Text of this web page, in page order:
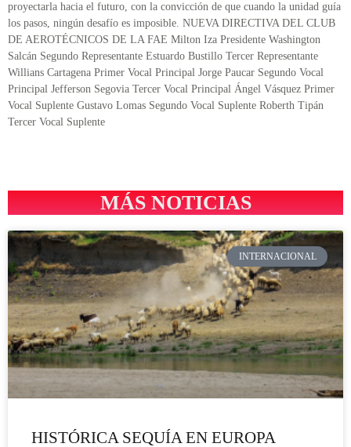
proyectarla hacia el futuro, con la convicción de que cuando la unidad guía
los pasos, ningún desafío es imposible. NUEVA DIRECTIVA DEL CLUB
DE AEROTÉCNICOS DE LA FAE Milton Iza Presidente Washington
Salcán Segundo Representante Estuardo Bustillo Tercer Representante
Willians Cartagena Primer Vocal Principal Jorge Paucar Segundo Vocal
Principal Jefferson Segovia Tercer Vocal Principal Ángel Vásquez Primer
Vocal Suplente Gustavo Lomas Segundo Vocal Suplente Roberth Tipán
Tercer Vocal Suplente
MÁS NOTICIAS
INTERNACIONAL
HISTÓRICA SEQUÍA EN EUROPA